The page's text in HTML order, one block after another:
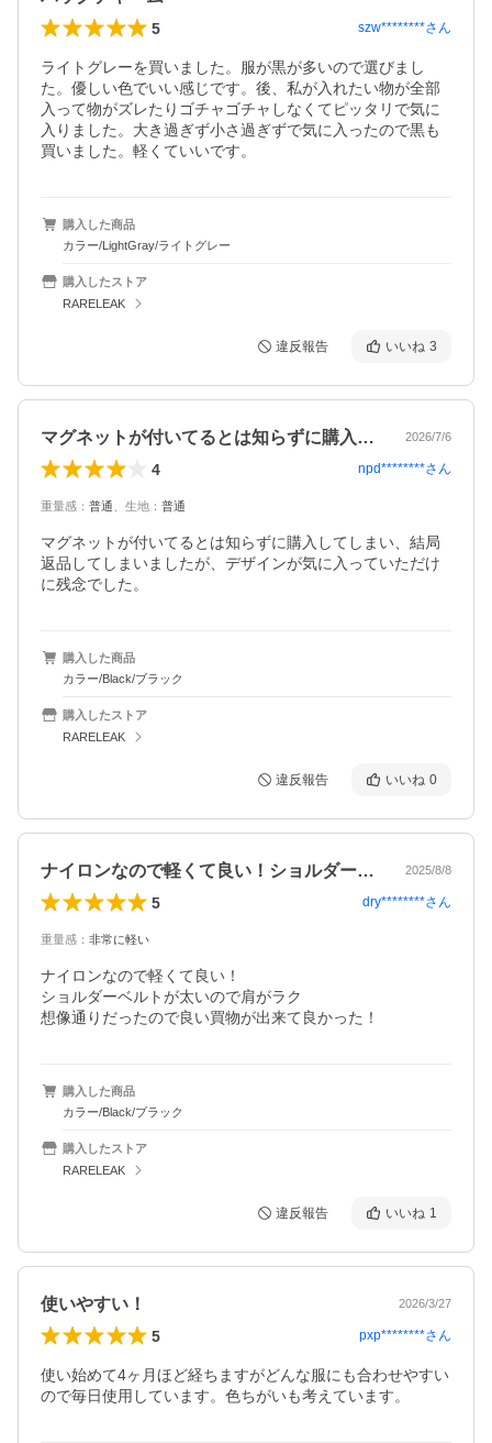
5 szw********さん
ライトグレーを買いました。服が黒が多いので選びまし
た。優しい色でいい感じです。後、私が入れたい物が全部
入って物がズレたりゴチャゴチャしなくてピッタリで気に
入りました。大き過ぎず小さ過ぎずで気に入ったので黒も
買いました。軽くていいです。
購入した商品
カラー/LightGray/ライトグレー
購入したストア
RARELEAK
違反報告 いいね 3
マグネットが付いてるとは知らずに購入し… 2026/7/6
4 npd********さん
重量感 ： 普通 生地 ： 普通
マグネットが付いてるとは知らずに購入してしまい、結局
返品してしまいましたが、デザインが気に入っていただけ
に残念でした。
購入した商品
カラー/Black/ブラック
購入したストア
RARELEAK
違反報告 いいね 0
ナイロンなので軽くて良い！ショルダーベ… 2025/8/8
5 dry********さん
重量感 ： 非常に軽い
ナイロンなので軽くて良い！
ショルダーベルトが太いので肩がラク
想像通りだったので良い買物が出来て良かった！
購入した商品
カラー/Black/ブラック
購入したストア
RARELEAK
違反報告 いいね 1
使いやすい！ 2026/3/27
5 pxp********さん
使い始めて4ヶ月ほど経ちますがどんな服にも合わせやすい
ので毎日使用しています。色ちがいも考えています。